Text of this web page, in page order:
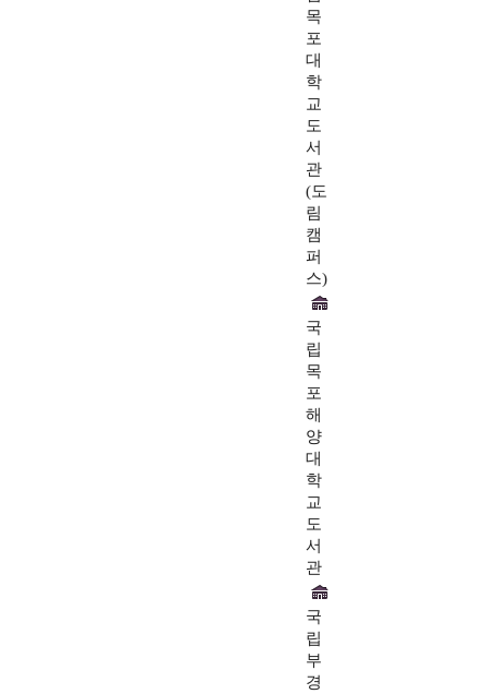
목
포
대
학
교
도
서
관
(도
림
캠
퍼
스)
국
립
목
포
해
양
대
학
교
도
서
관
국
립
부
경